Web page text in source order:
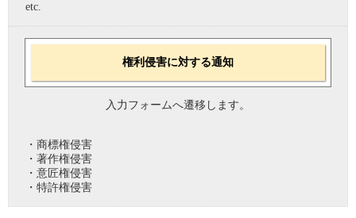
etc.
権利侵害に対する通知
入力フォームへ遷移します。
・商標権侵害
・著作権侵害
・意匠権侵害
・特許権侵害